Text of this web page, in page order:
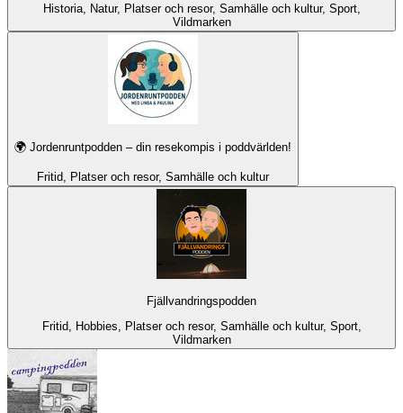
Historia, Natur, Platser och resor, Samhälle och kultur, Sport,
Vildmarken
🌍 Jordenruntpodden – din resekompis i poddvärlden!
Fritid, Platser och resor, Samhälle och kultur
Fjällvandringspodden
Fritid, Hobbies, Platser och resor, Samhälle och kultur, Sport,
Vildmarken